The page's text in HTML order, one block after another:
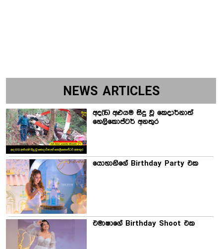
NEWS ARTICLES
අද(15) අළුයම සිදු වූ කෙදාර්නාත්
හෙලිකොප්ටර් අනතුර
යොහානිගේ Birthday Party එක
එමාෂාගේ Birthday Shoot එක